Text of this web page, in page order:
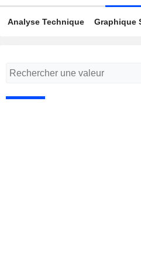
Analyse Technique Graphique